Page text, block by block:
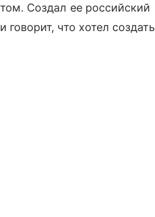
Создал ее российский
что хотел создать